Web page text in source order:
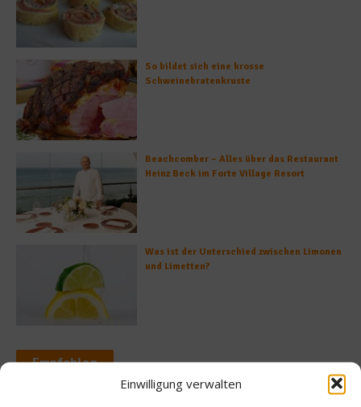
Einwilligung verwalten
So bildet sich eine krosse
Schweinebratenkruste
Beachcomber – Alles über das Restaurant
Heinz Beck im Forte Village Resort
Was ist der Unterschied zwischen Limonen
und Limetten?
Empfohlen